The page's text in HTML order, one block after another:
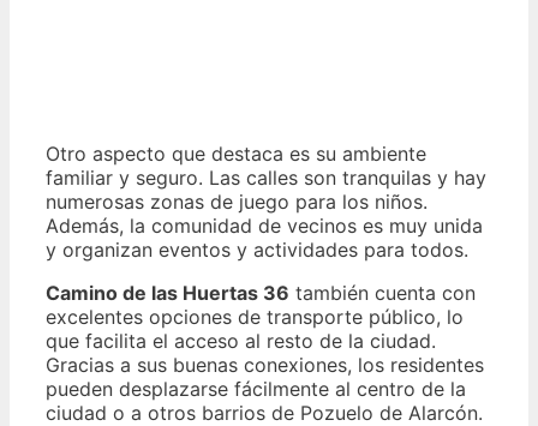
Otro aspecto que destaca es su ambiente
familiar y seguro. Las calles son tranquilas y hay
numerosas zonas de juego para los niños.
Además, la comunidad de vecinos es muy unida
y organizan eventos y actividades para todos.
Camino de las Huertas 36 también cuenta con
excelentes opciones de transporte público, lo
que facilita el acceso al resto de la ciudad.
Gracias a sus buenas conexiones, los residentes
pueden desplazarse fácilmente al centro de la
ciudad o a otros barrios de Pozuelo de Alarcón.